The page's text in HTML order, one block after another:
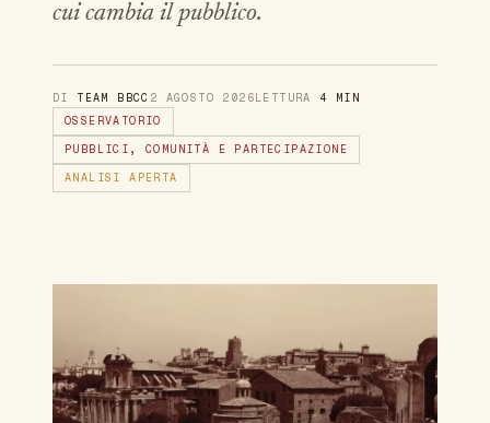
cui cambia il pubblico.
DI TEAM BBCC 2 AGOSTO 2026LETTURA 4 MIN
OSSERVATORIO
PUBBLICI, COMUNITÀ E PARTECIPAZIONE
ANALISI APERTA